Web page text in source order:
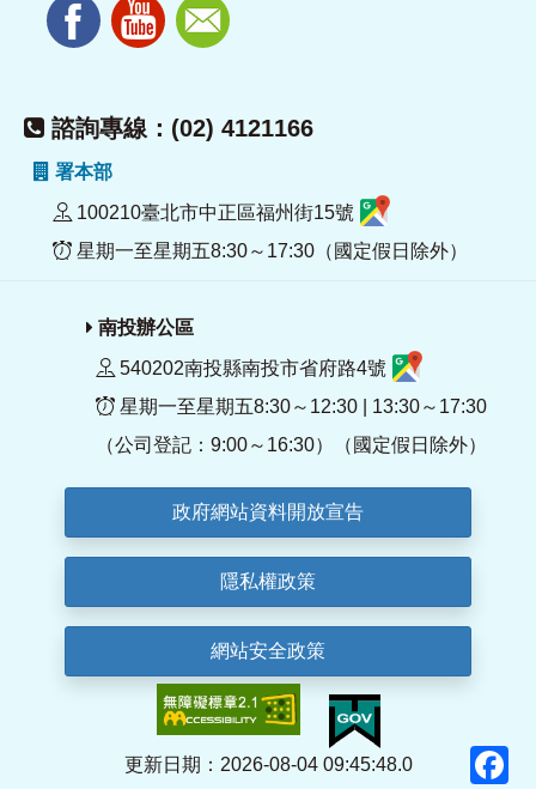
諮詢專線：(02) 4121166
署本部
100210臺北市中正區福州街15號
星期一至星期五8:30～17:30（國定假日除外）
南投辦公區
540202南投縣南投市省府路4號
星期一至星期五8:30～12:30 | 13:30～17:30
（公司登記：9:00～16:30）（國定假日除外）
政府網站資料開放宣告
隱私權政策
網站安全政策
更新日期：2026-08-04 09:45:48.0